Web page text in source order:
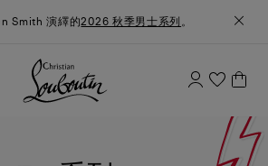
Smith 演繹的2026 秋季男士系列 。